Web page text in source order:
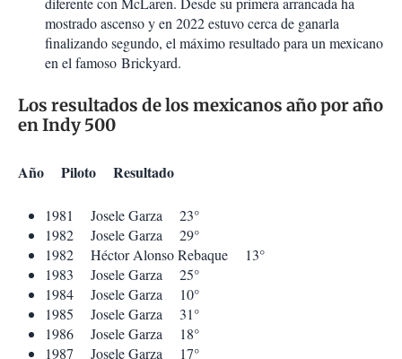
mostrado ascenso y en 2022 estuvo cerca de ganarla
finalizando segundo, el máximo resultado para un mexicano
en el famoso Brickyard.
Los resultados de los mexicanos año por año
en Indy 500
Año Piloto Resultado
1981 Josele Garza 23°
1982 Josele Garza 29°
1982 Héctor Alonso Rebaque 13°
1983 Josele Garza 25°
1984 Josele Garza 10°
1985 Josele Garza 31°
1986 Josele Garza 18°
1987 Josele Garza 17°